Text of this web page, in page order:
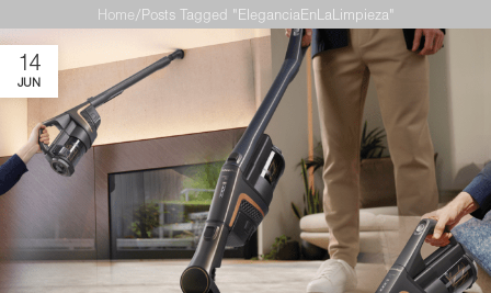
Home Posts Tagged "EleganciaEnLaLimpieza"
14
JUN